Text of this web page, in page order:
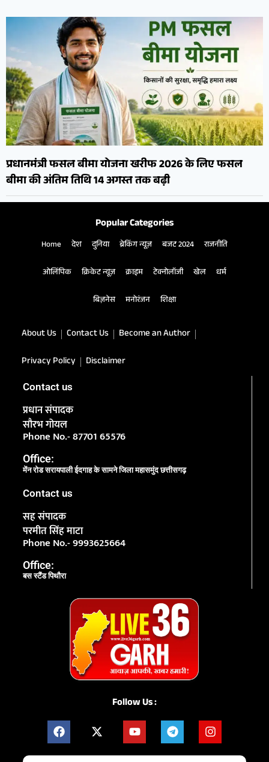
प्रधानमंत्री फसल बीमा योजना खरीफ 2026 के लिए फसल
बीमा की अंतिम तिथि 14 अगस्त तक बढ़ी
Popular Categories
Home देश दुनिया ब्रेकिंग न्यूज़ बजट 2024 राजनीति
ओलिंपिक क्रिकेट न्यूज़ क्राइम टेक्नोलॉजी खेल धर्म
बिज़नेस मनोरंजन शिक्षा
About Us Contact Us
Become an Author
Privacy Policy
Disclaimer
Contact us
प्रधान संपादक
सौरभ गोयल
Phone No.- 87701 65576
Office:
मेंन रोड सरायपाली ईदगाह के सामने जिला महासमुंद छत्तीसगढ़
Contact us
सह संपादक
परमीत सिंह माटा
Phone No.- 9993625664
Office:
बस स्टैंड पिथौरा
Follow Us :